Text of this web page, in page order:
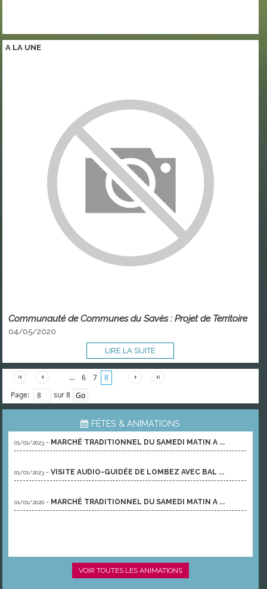
A LA UNE
Communauté de Communes du Savès : Projet de Territoire
04/05/2020
LIRE LA SUITE
... 6 7
8
Page:
sur 8
FÊTES & ANIMATIONS
01/01/2023 - MARCHÉ TRADITIONNEL DU SAMEDI MATIN A ...
01/01/2023 -VISITE AUDIO-GUIDÉE DE LOMBEZ AVEC BAL ...
01/01/2020 - MARCHÉ TRADITIONNEL DU SAMEDI MATIN A ...
VOIR TOUTES LES ANIMATIONS